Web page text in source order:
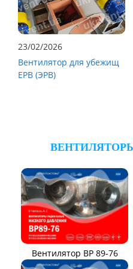
23/02/2026
Вентилятор для убежищ
ЕРВ (ЭРВ)
Вентилятор ВР 89-76